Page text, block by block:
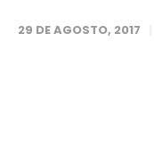
29 DE AGOSTO, 2017